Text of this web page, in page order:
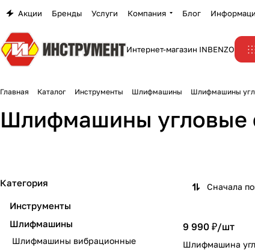
Акции Бренды Услуги Компания Блог
Интернет-магазин INBENZO
Главная Каталог Инструменты Шлифмашины Шлифмашины
Шлифмашины угловые
Сначала
9 990 ₽/шт
Шлифмашина
Категория
Инструменты
Шлифмашины
Шлифмашины вибрационные